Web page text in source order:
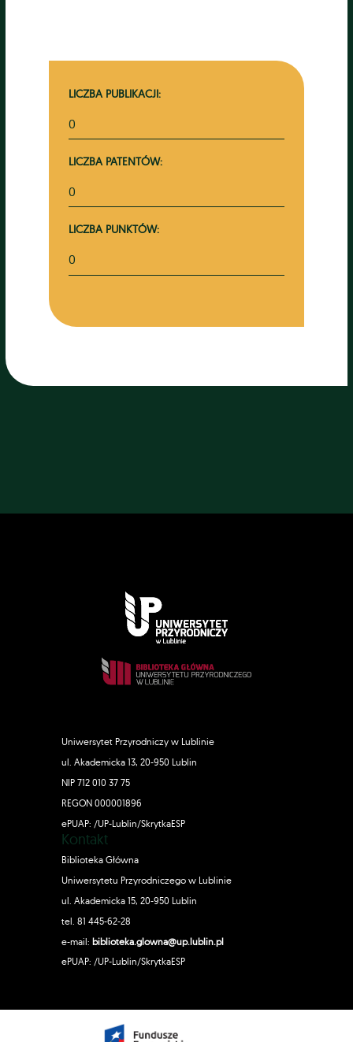
LICZBA PUBLIKACJI:
0
LICZBA PATENTÓW:
0
LICZBA PUNKTÓW:
0
Uniwersytet Przyrodniczy w Lublinie
ul. Akademicka 13, 20-950 Lublin
NIP 712 010 37 75
REGON 000001896
ePUAP: /UP-Lublin/SkrytkaESP
Kontakt
Biblioteka Główna
Uniwersytetu Przyrodniczego w Lublinie
ul. Akademicka 15, 20-950 Lublin
tel. 81 445-62-28
e-mail: biblioteka.glowna@up.lublin.pl
ePUAP: /UP-Lublin/SkrytkaESP